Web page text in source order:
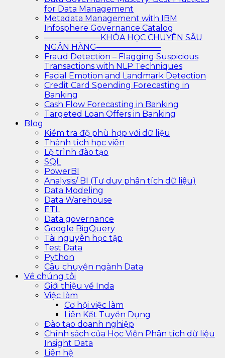
for Data Management
Metadata Management with IBM
Infosphere Governance Catalog
———————KHÓA HỌC CHUYÊN SÂU
NGÂN HÀNG————————
Fraud Detection – Flagging Suspicious
Transactions with NLP Techniques
Facial Emotion and Landmark Detection
Credit Card Spending Forecasting in
Banking
Cash Flow Forecasting in Banking
Targeted Loan Offers in Banking
Blog
Kiểm tra độ phù hợp với dữ liệu
Thành tích học viên
Lộ trình đào tạo
SQL
PowerBI
Analysis/ BI (Tư duy phân tích dữ liệu)
Data Modeling
Data Warehouse
ETL
Data governance
Google BigQuery
Tài nguyên học tập
Test Data
Python
Câu chuyện ngành Data
Về chúng tôi
Giới thiệu về Inda
Việc làm
Cơ hội việc làm
Liên Kết Tuyển Dụng
Đào tạo doanh nghiệp
Chính sách của Học Viện Phân tích dữ liệu
Insight Data
Liên hệ